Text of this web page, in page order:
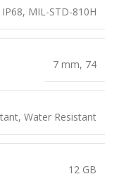
IP68, MIL-STD-810H
7 mm, 74
, Water Resistant
12 GB